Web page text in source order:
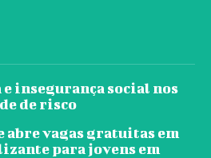
insegurança social nos
de risco
vagas gratuitas em
para jovens em